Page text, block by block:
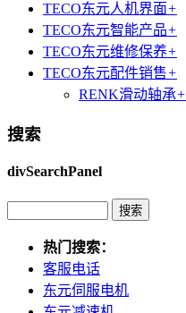
TECO东元人机界面+
TECO东元智能产品+
TECO东元维修保养+
TECO东元配件销售+
RENK滑动轴承+
搜索
divSearchPanel
热门搜索：
客服电话
东元伺服电机